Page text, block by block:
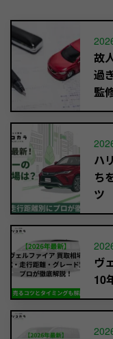
故
過
監
ハ
ち
ツ
ヴ
10